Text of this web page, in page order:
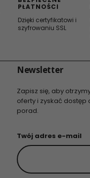
PŁATNOŚCI
Dzięki certyfikatowi i
szyfrowaniu SSL
Newsletter
Zapisz się, aby
oferty i zyskać dostęp
porad.
Twój adres e-mail